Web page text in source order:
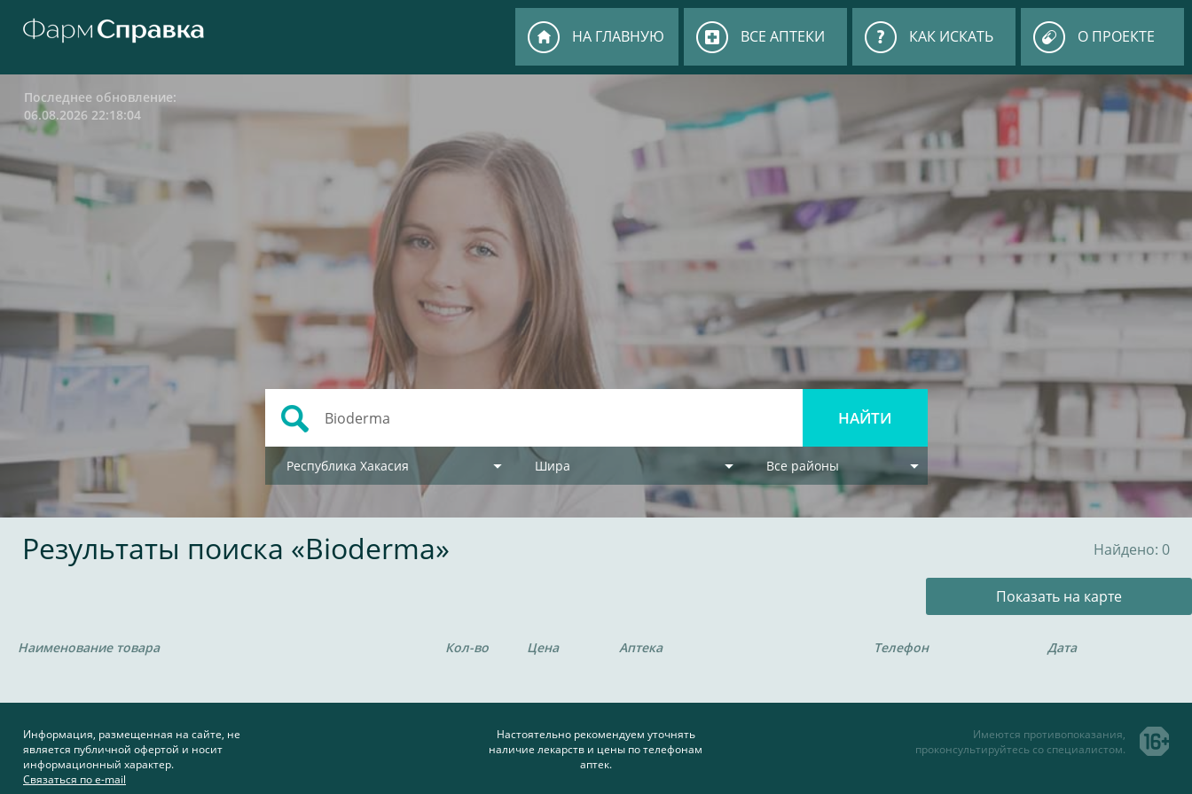
НА ГЛАВНУЮ ВСЕ АПТЕКИ КАК ИСКАТЬ О ПРОЕКТЕ
Последнее обновление:
06.08.2026 22:18:04
Республика Хакасия Шира Все районы
Результаты поиска «Bioderma» Найдено: 0
Показать на карте
Наименование товара Кол-во Цена Аптека Телефон Дата
Информация, размещенная на сайте, не
является публичной офертой и носит
информационный характер.
Связаться по e-mail
Настоятельно рекомендуем уточнять
наличие лекарств и цены по телефонам
аптек.
Имеются противопоказания,
проконсультируйтесь со специалистом.